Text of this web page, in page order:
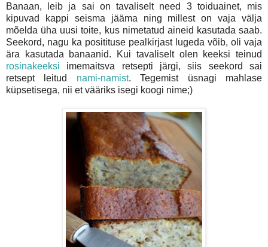
Banaan, leib ja sai on tavaliselt need 3 toiduainet, mis
kipuvad kappi seisma jääma ning millest on vaja välja
mõelda üha uusi toite, kus nimetatud aineid kasutada saab.
Seekord, nagu ka positituse pealkirjast lugeda võib, oli vaja
ära kasutada banaanid. Kui tavaliselt olen keeksi teinud
rosinakeeksi imemaitsva retsepti järgi, siis seekord sai
retsept leitud nami-namist. Tegemist üsnagi mahlase
küpsetisega, nii et vääriks isegi koogi nime;)